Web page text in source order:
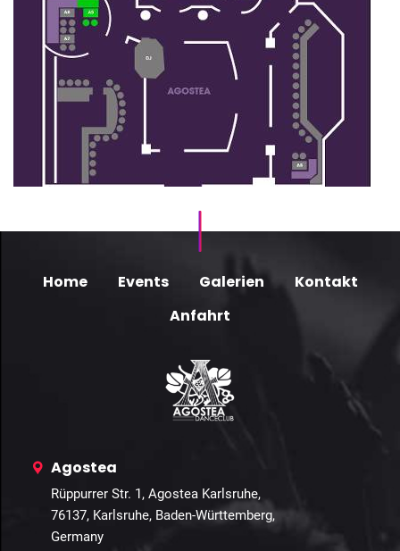
Home Events Galerien
Kontakt
Anfahrt
Agostea
Rüppurrer Str. 1, Agostea Karlsruhe,
76137, Karlsruhe, Baden-Württemberg,
Germany